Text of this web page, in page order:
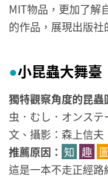
MIT物品，更加了解
的作品，展現出版社
●小昆蟲大舞臺
獨特觀察角度的昆蟲
虫．むし．オンステ
文、攝影：森上信
推薦原因： 知 趣
這是一本不走正經